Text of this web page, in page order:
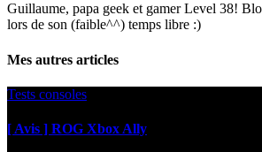
Guillaume, papa geek et gamer Level 38!
lors de son (faible^^) temps libre :)
Mes autres articles
Tests consoles
[ Avis ] ROG Xbox Ally